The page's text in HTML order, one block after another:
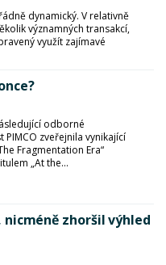
dynamický. V relativně
významných transakcí,
využít zajímavé
odborné
zveřejnila vynikající
Fragmentation Era“
„At the...
nicméně zhoršil výhled